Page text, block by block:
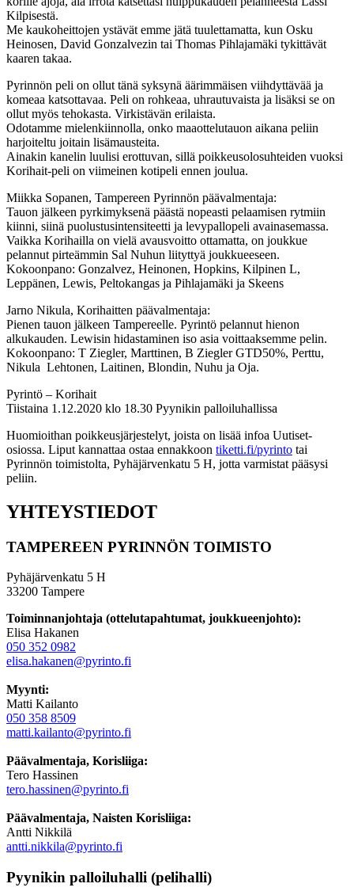
Kilpisestä.
Me kaukoheittojen ystävät emme jätä tuulettamatta, kun Osku
Heinosen, David Gonzalvezin tai Thomas Pihlajamäki tykittävät
kaaren takaa.
Pyrinnön peli on ollut tänä syksynä äärimmäisen viihdyttävää ja
komeaa katsottavaa. Peli on rohkeaa, uhrautuvaista ja lisäksi se on
ollut myös tehokasta. Virkistävän erilaista.
Odotamme mielenkiinnolla, onko maaottelutauon aikana peliin
harjoiteltu joitain lisämausteita.
Ainakin kanelin luulisi erottuvan, sillä poikkeusolosuhteiden vuoksi
Korihait-peli on viimeinen kotipeli ennen joulua.
Miikka Sopanen, Tampereen Pyrinnön päävalmentaja:
Tauon jälkeen pyrkimyksenä päästä nopeasti pelaamisen rytmiin
kiinni, siinä puolustusintensiteetti ja levypallopeli avainasemassa.
Vaikka Korihailla on vielä avausvoitto ottamatta, on joukkue
pelannut pirteämmin Sal Nuhun liityttyä joukkueeseen.
Kokoonpano: Gonzalvez, Heinonen, Hopkins, Kilpinen L,
Leppänen, Lewis, Peltokangas ja Pihlajamäki ja Skeens
Jarno Nikula, Korihaitten päävalmentaja:
Pienen tauon jälkeen Tampereelle. Pyrintö pelannut hienon
alkukauden. Lewisin hidastaminen iso asia voittaaksemme pelin.
Kokoonpano: T Ziegler, Marttinen, B Ziegler GTD50%, Perttu,
Nikula Lehtonen, Laitinen, Blondin, Nuhu ja Oja.
Pyrintö – Korihait
Tiistaina 1.12.2020 klo 18.30 Pyynikin palloiluhallissa
Huomioithan poikkeusjärjestelyt, joista on lisää infoa Uutiset-
osiossa. Liput kannattaa ostaa ennakkoon tiketti.fi/pyrinto tai
Pyrinnön toimistolta, Pyhäjärvenkatu 5 H, jotta varmistat pääsysi
peliin.
YHTEYSTIEDOT
TAMPEREEN PYRINNÖN TOIMISTO
Pyhäjärvenkatu 5 H
33200 Tampere
Toiminnanjohtaja (ottelutapahtumat, joukkueenjohto):
Elisa Hakanen
050 352 0982
elisa.hakanen@pyrinto.fi
Myynti:
Matti Kailanto
050 358 8509
matti.kailanto@pyrinto.fi
Päävalmentaja, Korisliiga:
Tero Hassinen
tero.hassinen@pyrinto.fi
Päävalmentaja, Naisten Korisliiga:
Antti Nikkilä
antti.nikkila@pyrinto.fi
Pyynikin palloiluhalli (pelihalli)